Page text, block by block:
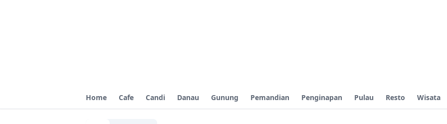
Home Cafe Candi Danau Gunung Pemandian Penginapan Pulau Resto Wisata